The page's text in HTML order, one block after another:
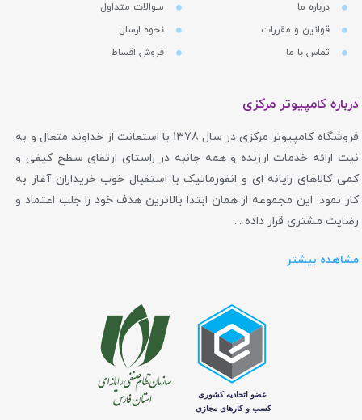
درباره ما
قوانین و مقررات
تماس با ما
سوالات متداول
نحوه ارسال
فروش اقساط
درباره کامپیوتر مرکزی
فروشگاه کامپیوتر مرکزی در سال 1378 با استعانت از خداوند متعال و به
نیت ارائه خدمات ارزنده و همه جانبه در راستای ارتقای سطح کیفی و
کمی کالاهای رایانه ای و انفورماتیک با استقبال خوب خریداران آغاز به
کار نمود. این مجموعه از همان ابتدا بالاترین هدف خود را جلب اعتماد و
رضایت مشتری قرار داده ...
مشاهده بیشتر